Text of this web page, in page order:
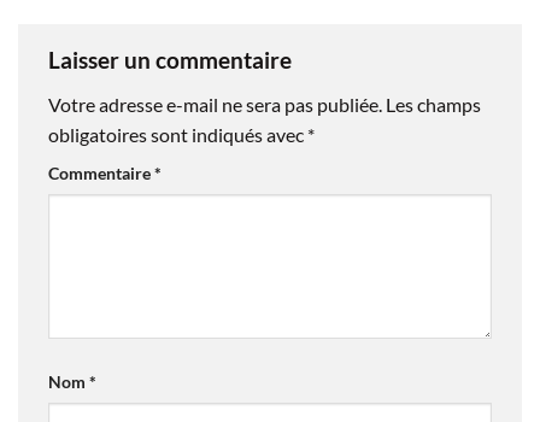
Laisser un commentaire
Votre adresse e-mail ne sera pas publiée. Les champs
obligatoires sont indiqués avec *
Commentaire*
Nom *